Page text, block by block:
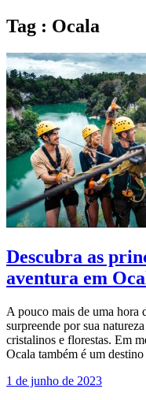
Tag : Ocala
Descubra as
aventura em
A pouco mais de uma hora
surpreende por sua
cristalinos e florestas. Em
Ocala também é um
1 de junho de 2023